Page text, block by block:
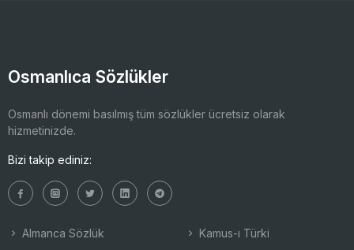
Osmanlıca Sözlükler
Osmanlı dönemi basılmış tüm sözlükler ücretsiz olarak
hizmetinizde.
Bizi takip ediniz:
Almanca Sözlük Kamus-ı Türki